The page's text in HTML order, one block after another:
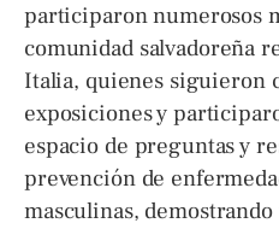
participaron numerosos
comunidad salvadoreña
Italia, quienes siguieron
exposiciones y
espacio de preguntas y
prevención de
masculinas, demostrando